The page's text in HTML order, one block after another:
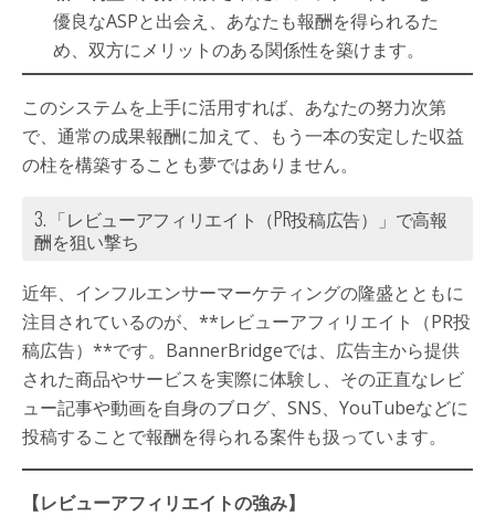
優良なASPと出会え、あなたも報酬を得られるた
め、双方にメリットのある関係性を築けます。
このシステムを上手に活用すれば、あなたの努力次第
で、通常の成果報酬に加えて、もう一本の安定した収益
の柱を構築することも夢ではありません。
3. 「レビューアフィリエイト（PR投稿広告）」で高報
酬を狙い撃ち
近年、インフルエンサーマーケティングの隆盛とともに
注目されているのが、**レビューアフィリエイト（PR投
稿広告）**です。BannerBridgeでは、広告主から提供
された商品やサービスを実際に体験し、その正直なレビ
ュー記事や動画を自身のブログ、SNS、YouTubeなどに
投稿することで報酬を得られる案件も扱っています。
【レビューアフィリエイトの強み】